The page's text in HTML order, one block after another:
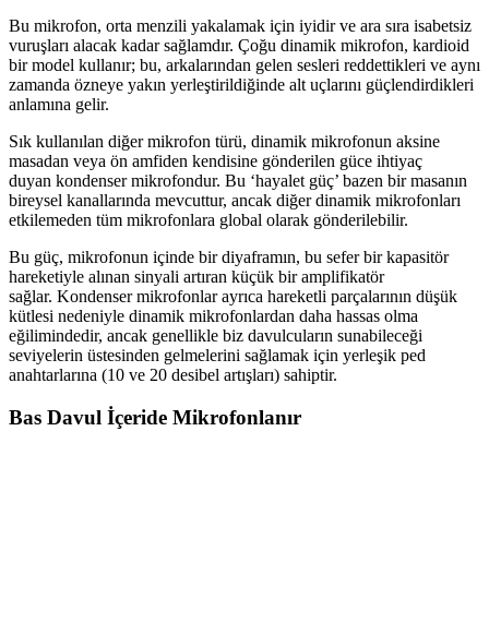
Bu mikrofon, orta menzili yakalamak için iyidir ve ara sıra isabetsiz
vuruşları alacak kadar sağlamdır. Çoğu dinamik mikrofon, kardioid
bir model kullanır; bu, arkalarından gelen sesleri reddettikleri ve aynı
zamanda özneye yakın yerleştirildiğinde alt uçlarını güçlendirdikleri
anlamına gelir.
Sık kullanılan diğer mikrofon türü, dinamik mikrofonun aksine
masadan veya ön amfiden kendisine gönderilen güce ihtiyaç
duyan kondenser mikrofondur. Bu ‘hayalet güç’ bazen bir masanın
bireysel kanallarında mevcuttur, ancak diğer dinamik mikrofonları
etkilemeden tüm mikrofonlara global olarak gönderilebilir.
Bu güç, mikrofonun içinde bir diyaframın, bu sefer bir kapasitör
hareketiyle alınan sinyali artıran küçük bir amplifikatör
sağlar. Kondenser mikrofonlar ayrıca hareketli parçalarının düşük
kütlesi nedeniyle dinamik mikrofonlardan daha hassas olma
eğilimindedir, ancak genellikle biz davulcuların sunabileceği
seviyelerin üstesinden gelmelerini sağlamak için yerleşik ped
anahtarlarına (10 ve 20 desibel artışları) sahiptir.
Bas Davul İçeride Mikrofonlanır